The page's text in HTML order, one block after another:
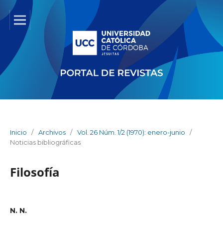
Inicio / Archivos / Vol. 26 Núm. 1/2 (1970): enero-junio
/
Noticias bibliográficas
Filosofía
N. N.